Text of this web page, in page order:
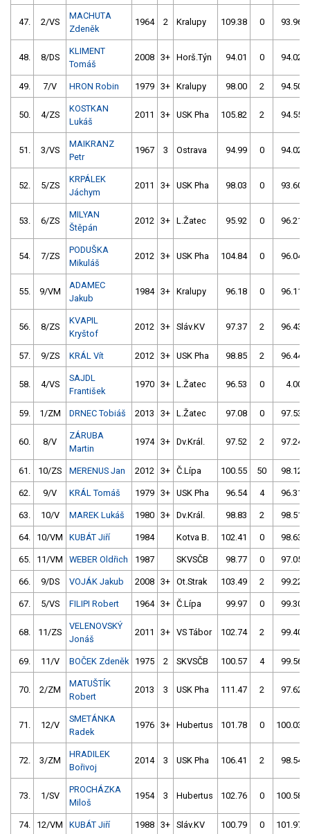
47. 2/VS
MACHUTA
Zdeněk
1964 2 Kralupy 109.38 0 93.96
48. 8/DS
KLIMENT
Tomáš
2008 3+ Horš.Týn 94.01 0 94.02
49. 7/V HRON Robin 1979 3+ Kralupy 98.00 2 94.50
50. 4/ZS
KOSTKAN
Lukáš
2011 3+ USK Pha 105.82 2 94.55
51. 3/VS
MAIKRANZ
Petr
1967 3 Ostrava 94.99 0 94.02
52. 5/ZS
KRPÁLEK
Jáchym
2011 3+ USK Pha 98.03 0 93.60
53. 6/ZS
MILYAN
Štěpán
2012 3+ L.Žatec 95.92 0 96.21
54. 7/ZS
PODUŠKA
Mikuláš
2012 3+ USK Pha 104.84 0 96.04
55. 9/VM
ADAMEC
Jakub
1984 3+ Kralupy 96.18 0 96.11
56. 8/ZS
KVAPIL
Kryštof
2012 3+ Sláv.KV 97.37 2 96.43
57. 9/ZS KRÁL Vít 2012 3+ USK Pha 98.85 2 96.44
58. 4/VS
SAJDL
František
1970 3+ L.Žatec 96.53 0 4.00
59. 1/ZM DRNEC Tobiáš 2013 3+ L.Žatec 97.08 0 97.53
60. 8/V
ZÁRUBA
Martin
1974 3+ Dv.Král. 97.52 2 97.24
61. 10/ZS MERENUS Jan 2012 3+ Č.Lípa 100.55 50 98.12
62. 9/V KRÁL Tomáš 1979 3+ USK Pha 96.54 4 96.31
63. 10/V MAREK Lukáš 1980 3+ Dv.Král. 98.83 2 98.51
64. 10/VM KUBÁT Jiří 1984 Kotva B. 102.41 0 98.63
65. 11/VM WEBER Oldřich 1987 SKVSČB 98.77 0 97.05
66. 9/DS VOJÁK Jakub 2008 3+ Ot.Strak 103.49 2 99.22
67. 5/VS FILIPI Robert 1964 3+ Č.Lípa 99.97 0 99.30
68. 11/ZS
VELENOVSKÝ
Jonáš
2011 3+ VS Tábor 102.74 2 99.40
69. 11/V BOČEK Zdeněk 1975 2 SKVSČB 100.57 4 99.56
70. 2/ZM
MATUŠTÍK
Robert
2013 3 USK Pha 111.47 2 97.62
71. 12/V
SMETÁNKA
Radek
1976 3+ Hubertus 101.78 0 100.03
72. 3/ZM
HRADILEK
Bořivoj
2014 3 USK Pha 106.41 2 98.54
73. 1/SV
PROCHÁZKA
Miloš
1954 3 Hubertus 102.76 0 100.58
74. 12/VM KUBÁT Jiří 1988 3+ Sláv.KV 100.79 0 101.97